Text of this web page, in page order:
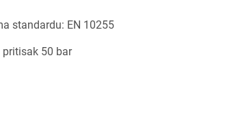
standardu: EN 10255
pritisak 50 bar